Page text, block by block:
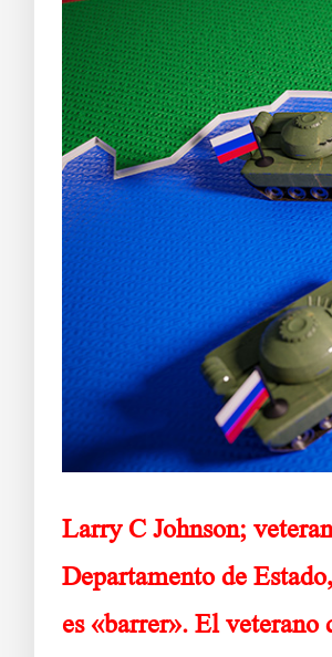
Larry C Johnson;
Departamento de
es «barrer». El veterano